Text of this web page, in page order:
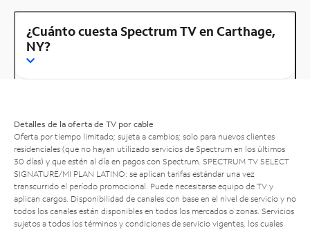
¿Cuánto cuesta Spectrum TV en Carthage,
NY?
Detalles de la oferta de TV por cable
Oferta por tiempo limitado; sujeta a cambios; solo para nuevos clientes
residenciales (que no hayan utilizado servicios de Spectrum en los últimos
30 días) y que estén al día en pagos con Spectrum. SPECTRUM TV SELECT
SIGNATURE/MI PLAN LATINO: se aplican tarifas estándar una vez
transcurrido el período promocional. Puede necesitarse equipo de TV y
aplican cargos. Disponibilidad de canales con base en el nivel de servicio y no
todos los canales están disponibles en todos los mercados o zonas. Servicios
sujetos a todos los términos y condiciones de servicio vigentes, los cuales